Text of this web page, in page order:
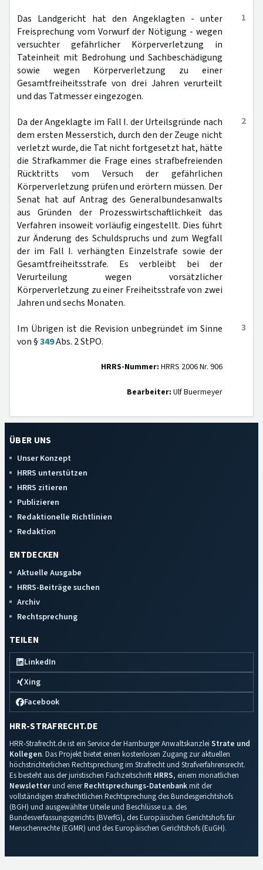
1
Das Landgericht hat den Angeklagten - unter
Freisprechung vom Vorwurf der Nötigung - wegen
versuchter gefährlicher Körperverletzung in
Tateinheit mit Bedrohung und Sachbeschädigung
sowie wegen Körperverletzung zu einer
Gesamtfreiheitsstrafe von drei Jahren verurteilt
und das Tatmesser eingezogen.
2
Da der Angeklagte im Fall I. der Urteilsgründe nach
dem ersten Messerstich, durch den der Zeuge nicht
verletzt wurde, die Tat nicht fortgesetzt hat, hätte
die Strafkammer die Frage eines strafbefreienden
Rücktritts vom Versuch der gefährlichen
Körperverletzung prüfen und erörtern müssen. Der
Senat hat auf Antrag des Generalbundesanwalts
aus Gründen der Prozesswirtschaftlichkeit das
Verfahren insoweit vorläufig eingestellt. Dies führt
zur Änderung des Schuldspruchs und zum Wegfall
der im Fall I. verhängten Einzelstrafe sowie der
Gesamtfreiheitsstrafe. Es verbleibt bei der
Verurteilung wegen vorsätzlicher
Körperverletzung zu einer Freiheitsstrafe von zwei
Jahren und sechs Monaten.
3
Im Übrigen ist die Revision unbegründet im Sinne
von §349Abs. 2 StPO.
HRRS-Nummer: HRRS 2006 Nr. 906
Bearbeiter: Ulf Buermeyer
ÜBER UNS
Unser Konzept
HRRS unterstützen
HRRS zitieren
Publizieren
Redaktionelle Richtlinien
Redaktion
ENTDECKEN
Aktuelle Ausgabe
HRRS-Beiträge suchen
Archiv
Rechtsprechung
TEILEN
LinkedIn
Xing
Facebook
HRR-STRAFRECHT.DE
HRR-Strafrecht.de ist ein Service der Hamburger Anwaltskanzlei Strate und
Kollegen. Das Projekt bietet einen kostenlosen Zugang zur aktuellen
höchstrichterlichen Rechtsprechung im Strafrecht und Strafverfahrensrecht.
Es besteht aus der juristischen Fachzeitschrift HRRS, einem monatlichen
Newsletterund einerRechtsprechungs-Datenbankmit der
vollständigen strafrechtlichen Rechtsprechung des Bundesgerichtshofs
(BGH) und ausgewählter Urteile und Beschlüsse u.a. des
Bundesverfassungsgerichts (BVerfG), des Europäischen Gerichtshofs für
Menschenrechte (EGMR) und des Europäischen Gerichtshofs (EuGH).